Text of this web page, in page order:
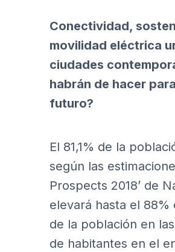
Conectividad,
movilidad eléctrica
ciudades
habrán de hacer
futuro?
El 81,1% de la
según las
Prospects 2018’ de
elevará hasta el
de la población en
de habitantes en el